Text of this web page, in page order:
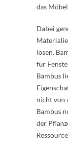
das
Dabei
lösen.
für
Bambus
nicht von
Bambus
der